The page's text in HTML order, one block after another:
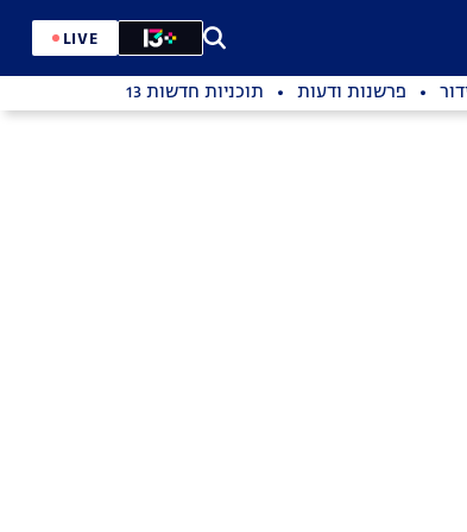
LIVE
פרשנות ודעות תוכניות חדשות 13